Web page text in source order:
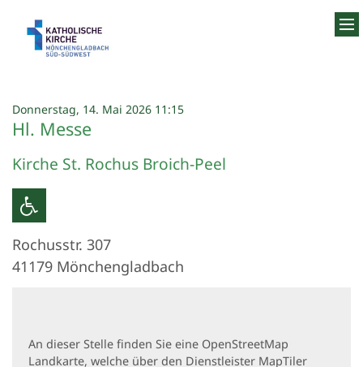
Donnerstag, 14. Mai 2026 11:15:
Hl. Messe
Kirche St. Rochus Broich-Peel
Rochusstr. 307
41179 Mönchengladbach
An dieser Stelle finden Sie eine OpenStreetMap
Landkarte, welche über den Dienstleister MapTiler